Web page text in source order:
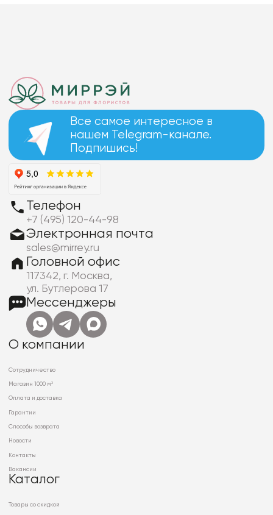
Все самое интересное в
нашем Telegram-канале.
Подпишись!
Телефон
+7 (495) 120-44-98
Электронная почта
sales@mirrey.ru
Головной офис
117342, г. Москва,
ул. Бутлерова 17
Мессенджеры
О компании
Сотрудничество
Магазин 1000 м²
Оплата и доставка
Гарантии
Способы возврата
Новости
Контакты
Вакансии
Каталог
Товары со скидкой